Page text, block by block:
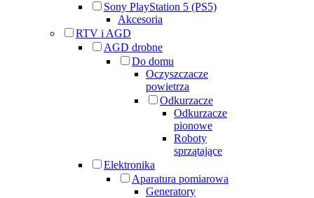
Sony PlayStation 5 (PS5)
Akcesoria
RTV i AGD
AGD drobne
Do domu
Oczyszczacze
powietrza
Odkurzacze
Odkurzacze
pionowe
Roboty
sprzątające
Elektronika
Aparatura pomiarowa
Generatory